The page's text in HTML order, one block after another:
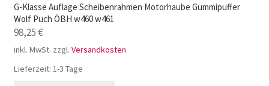
G-Klasse Auflage Scheibenrahmen Motorhaube Gummipuffer
Wolf Puch ÖBH w460 w461
98,25€
inkl. MwSt. zzgl. Versandkosten
Lieferzeit: 1-3 Tage